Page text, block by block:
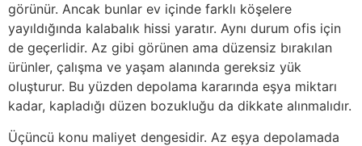
görünür. Ancak bunlar ev içinde farklı köşelere
yayıldığında kalabalık hissi yaratır. Aynı durum ofis için
de geçerlidir. Az gibi görünen ama düzensiz bırakılan
ürünler, çalışma ve yaşam alanında gereksiz yük
oluşturur. Bu yüzden depolama kararında eşya miktarı
kadar, kapladığı düzen bozukluğu da dikkate alınmalıdır.
Üçüncü konu maliyet dengesidir. Az eşya depolamada